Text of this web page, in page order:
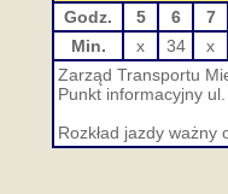
Godz. 5 6
7
Min.
x 34
x
Zarząd Transportu
Punkt informacyjny
Rozkład jazdy ważny